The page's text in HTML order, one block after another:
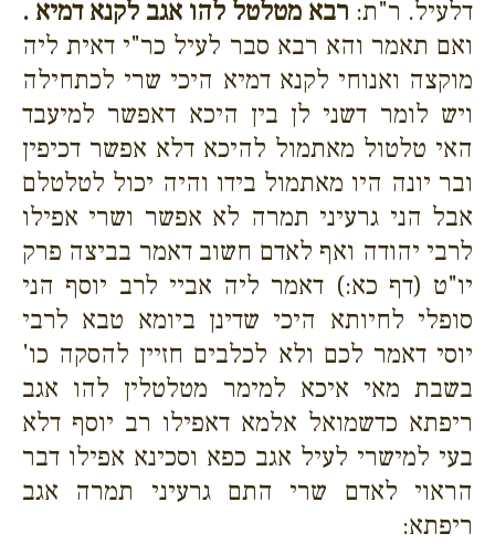
דלעיל. ר"ת: רבא מטלטל להו אגב לקנא דמיא .
ואם תאמר והא רבא סבר לעיל כר"י דאית ליה
מוקצה ואנוחי לקנא דמיא היכי שרי לכתחילה
ויש לומר דשני לן בין היכא דאפשר למיעבד
האי טלטול מאתמול להיכא דלא אפשר דכיפין
ובר יונה היו מאתמול בידו והיה יכול לטלטלם
אבל הני גרעיני תמרה לא אפשר ושרי אפילו
לרבי יהודה ואף לאדם חשוב דאמר בביצה פרק
יו"ט (דף כא:) דאמר ליה אביי לרב יוסף הני
סופלי לחיותא היכי שדינן ביומא טבא לרבי
יוסי דאמר לכם ולא לכלבים חזיין להסקה כו'
בשבת מאי איכא למימר מטלטלין להו אגב
ריפתא כדשמואל אלמא דאפילו רב יוסף דלא
בעי למישרי לעיל אגב כפא וסכינא אפילו דבר
הראוי לאדם שרי התם גרעיני תמרה אגב
ריפתא: